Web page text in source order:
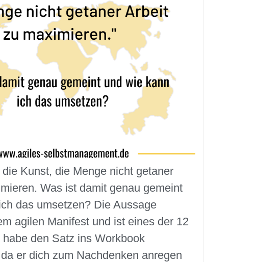
Kunst, die Menge nicht getaner
Was ist damit genau gemeint
das umsetzen? Die Aussage
agilen Manifest und ist eines der 12
den Satz ins Workbook
er dich zum Nachdenken anregen